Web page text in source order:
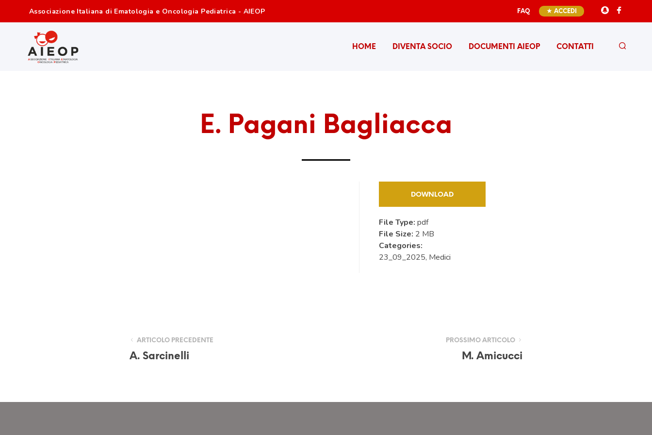
Associazione Italiana di Ematologia e Oncologia Pediatrica - AIEOP FAQ ★ ACCEDI
HOME DIVENTA SOCIO DOCUMENTI AIEOP CONTATTI
E. Pagani Bagliacca
DOWNLOAD
File Type: pdf
File Size: 2 MB
Categories:
23_09_2025, Medici
ARTICOLO PRECEDENTE
A. Sarcinelli
PROSSIMO ARTICOLO
M. Amicucci